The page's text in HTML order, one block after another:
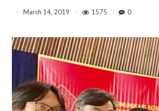
March 14, 2019 1575 0